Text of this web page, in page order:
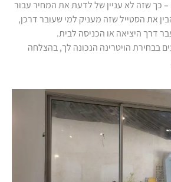
– כך שזה לא עניין של לדעת את המחיר עבור
את הסטייל שזה מעניק למי שעובר דרכן,
דרך היציאה או הכניסה לבית.
בבחירת הויטרינה הנכונה לך, בהצלחה